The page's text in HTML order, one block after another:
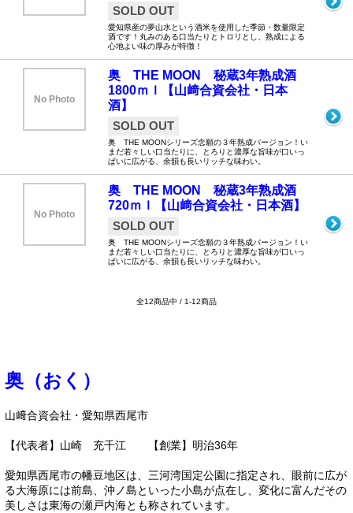
SOLD OUT
愛知県産の夢山水という酒米を使用した季節・数量限定
酒です！丸みのある口当たりとトロリとし、熟成による
心地よい味の厚みが特徴！
No Photo
奥 THE MOON 秘蔵3年熟成酒
1800ｍｌ【山﨑合資会社・日本
酒】
SOLD OUT
奥 THE MOONシリーズ念願の３年熟成バージョン！い
まだ若々しい口当たりに、とろりと濃厚な旨味が口いっ
ぱいに広がる、余韻も長いリッチな味わい。
No Photo
奥 THE MOON 秘蔵3年熟成酒
720ｍｌ【山﨑合資会社・日本酒】
SOLD OUT
奥 THE MOONシリーズ念願の３年熟成バージョン！い
まだ若々しい口当たりに、とろりと濃厚な旨味が口いっ
ぱいに広がる、余韻も長いリッチな味わい。
全12商品中 / 1-12商品
奥（おく）
山﨑合資会社・愛知県西尾市
【代表者】山崎 充千江 【創業】明治36年
愛知県西尾市の幡豆地区は、三河湾国定公園に指定され、眼前に広が
る大海原には前島、沖ノ島といった小島が点在し、変化に富んだその
美しさは東海の瀬戸内海とも称されています。